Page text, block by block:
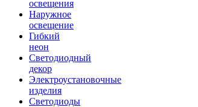
освещения
Наружное
освещение
Гибкий
неон
Светодиодный
декор
Электроустановочные
изделия
Светодиоды